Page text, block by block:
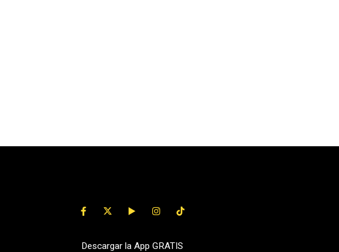
Descargar la App GRATIS